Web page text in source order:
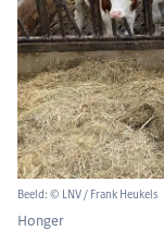
Beeld: © LNV / Frank Heukels
Honger